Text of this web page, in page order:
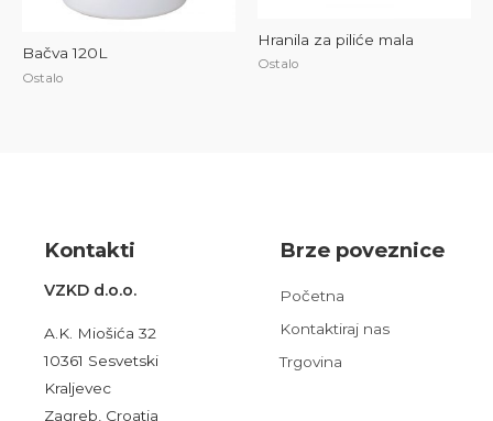
Bačva 120L
Ostalo
Hranila za piliće mala
Ostalo
Kontakti
VZKD d.o.o.
A.K. Miošića 32
10361 Sesvetski
Kraljevec
Zagreb, Croatia
Brze poveznice
Početna
Kontaktiraj nas
Trgovina